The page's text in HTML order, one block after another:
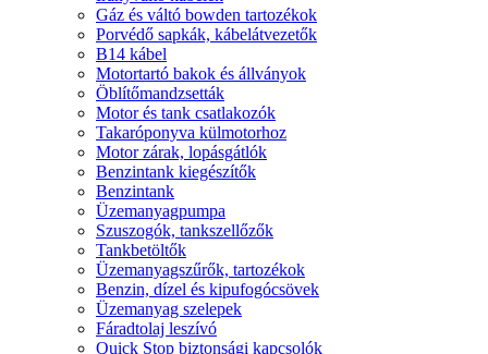
Gáz és váltó bowden tartozékok
Porvédő sapkák, kábelátvezetők
B14 kábel
Motortartó bakok és állványok
Öblítőmandzsetták
Motor és tank csatlakozók
Takaróponyva külmotorhoz
Motor zárak, lopásgátlók
Benzintank kiegészítők
Benzintank
Üzemanyagpumpa
Szuszogók, tankszellőzők
Tankbetöltők
Üzemanyagszűrők, tartozékok
Benzin, dízel és kipufogócsövek
Üzemanyag szelepek
Fáradtolaj leszívó
Quick Stop biztonsági kapcsolók